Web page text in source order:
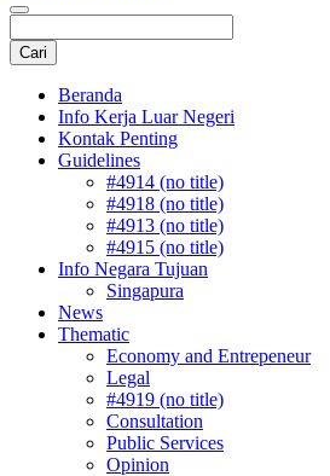
Beranda
Info Kerja Luar Negeri
Kontak Penting
Guidelines
#4914 (no title)
#4918 (no title)
#4913 (no title)
#4915 (no title)
Info Negara Tujuan
Singapura
News
Thematic
Economy and Entrepeneur
Legal
#4919 (no title)
Consultation
Public Services
Opinion